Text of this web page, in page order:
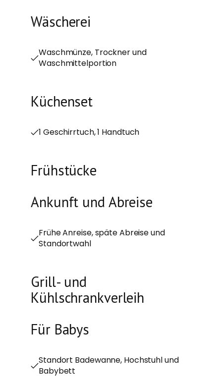
Wäscherei
Waschmünze, Trockner und
Waschmittelportion
Küchenset
1 Geschirrtuch, 1 Handtuch
Frühstücke
Ankunft und Abreise
Frühe Anreise, späte Abreise und
Standortwahl
Grill- und
Kühlschrankverleih
Für Babys
Standort Badewanne, Hochstuhl und
Babybett